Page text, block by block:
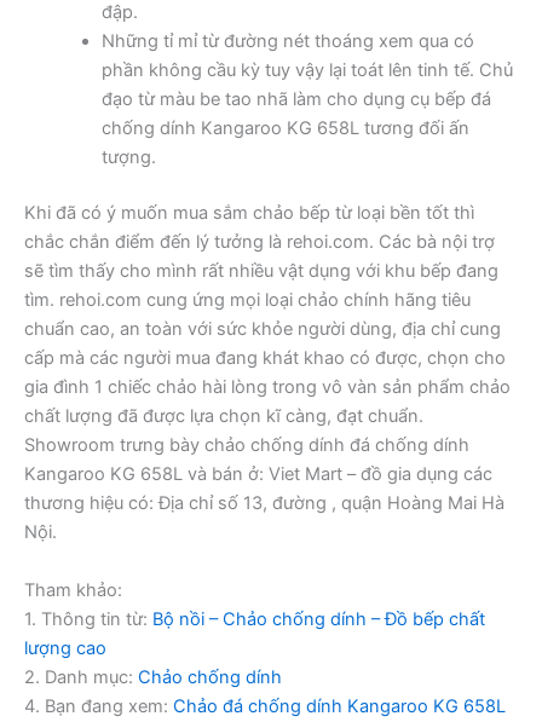
đập.
Những tỉ mỉ từ đường nét thoáng xem qua có
phần không cầu kỳ tuy vậy lại toát lên tinh tế. Chủ
đạo từ màu be tao nhã làm cho dụng cụ bếp đá
chống dính Kangaroo KG 658L tương đối ấn
tượng.
Khi đã có ý muốn mua sắm chảo bếp từ loại bền tốt thì
chắc chắn điểm đến lý tưởng là rehoi.com. Các bà nội trợ
sẽ tìm thấy cho mình rất nhiều vật dụng với khu bếp đang
tìm. rehoi.com cung ứng mọi loại chảo chính hãng tiêu
chuẩn cao, an toàn với sức khỏe người dùng, địa chỉ cung
cấp mà các người mua đang khát khao có được, chọn cho
gia đình 1 chiếc chảo hài lòng trong vô vàn sản phẩm chảo
chất lượng đã được lựa chọn kĩ càng, đạt chuẩn.
Showroom trưng bày chảo chống dính đá chống dính
Kangaroo KG 658L và bán ở: Viet Mart – đồ gia dụng các
thương hiệu có: Địa chỉ số 13, đường , quận Hoàng Mai Hà
Nội.
Tham khảo:
1. Thông tin từ: Bộ nồi – Chảo chống dính – Đồ bếp chất
lượng cao
2. Danh mục: Chảo chống dính
4. Bạn đang xem: Chảo đá chống dính Kangaroo KG 658L